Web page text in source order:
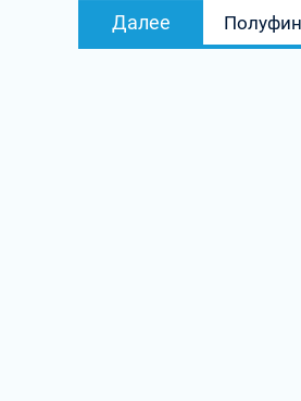
Далее
запись: